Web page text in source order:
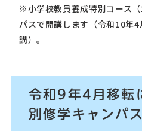
※小学校教員養成特別コース
パスで開講します（令和10年
講）。
令和9年4月移転
別修学キャンパス